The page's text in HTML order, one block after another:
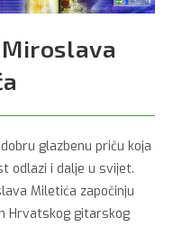
glazbenu priču koja
odlazi i dalje u svijet.
Miletića započinju
Hrvatskog gitarskog